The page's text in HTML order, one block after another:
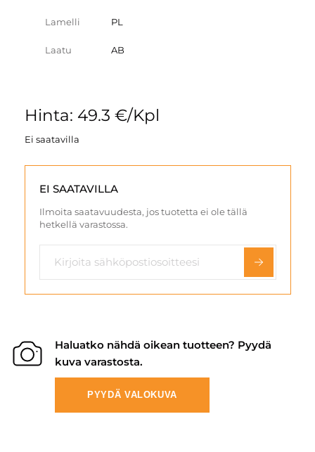
Lamelli PL
Laatu AB
Hinta: 49.3 €/Kpl
Ei saatavilla
EI SAATAVILLA
Ilmoita saatavuudesta, jos tuotetta ei ole tällä
hetkellä varastossa.
Haluatko nähdä oikean tuotteen? Pyydä
kuva varastosta.
PYYDÄ VALOKUVA